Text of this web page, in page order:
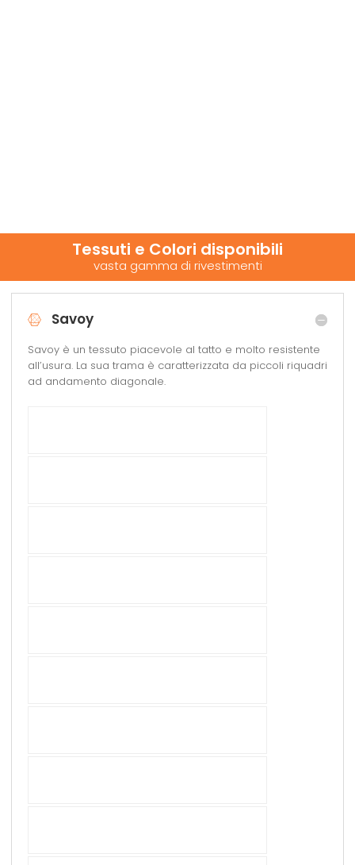
Tessuti e Colori disponibili
vasta gamma di rivestimenti
Savoy
Savoy è un tessuto piacevole al tatto e molto resistente
all’usura. La sua trama è caratterizzata da piccoli riquadri
ad andamento diagonale.